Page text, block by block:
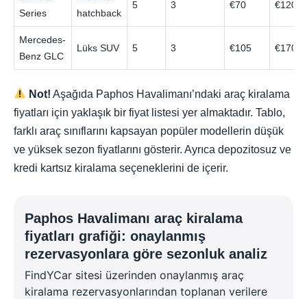
Series
hatchback
5 3 €70 €120
Mercedes-
Benz GLC
Lüks SUV 5 3 €105 €170
Not! Aşağıda Paphos Havalimanı’ndaki araç kiralama
fiyatları için yaklaşık bir fiyat listesi yer almaktadır. Tablo,
farklı araç sınıflarını kapsayan popüler modellerin düşük
ve yüksek sezon fiyatlarını gösterir. Ayrıca depozitosuz ve
kredi kartsız kiralama seçeneklerini de içerir.
Paphos Havalimanı araç kiralama
fiyatları grafiği: onaylanmış
rezervasyonlara göre sezonluk analiz
FindYCar sitesi üzerinden onaylanmış araç
kiralama rezervasyonlarından toplanan verilere